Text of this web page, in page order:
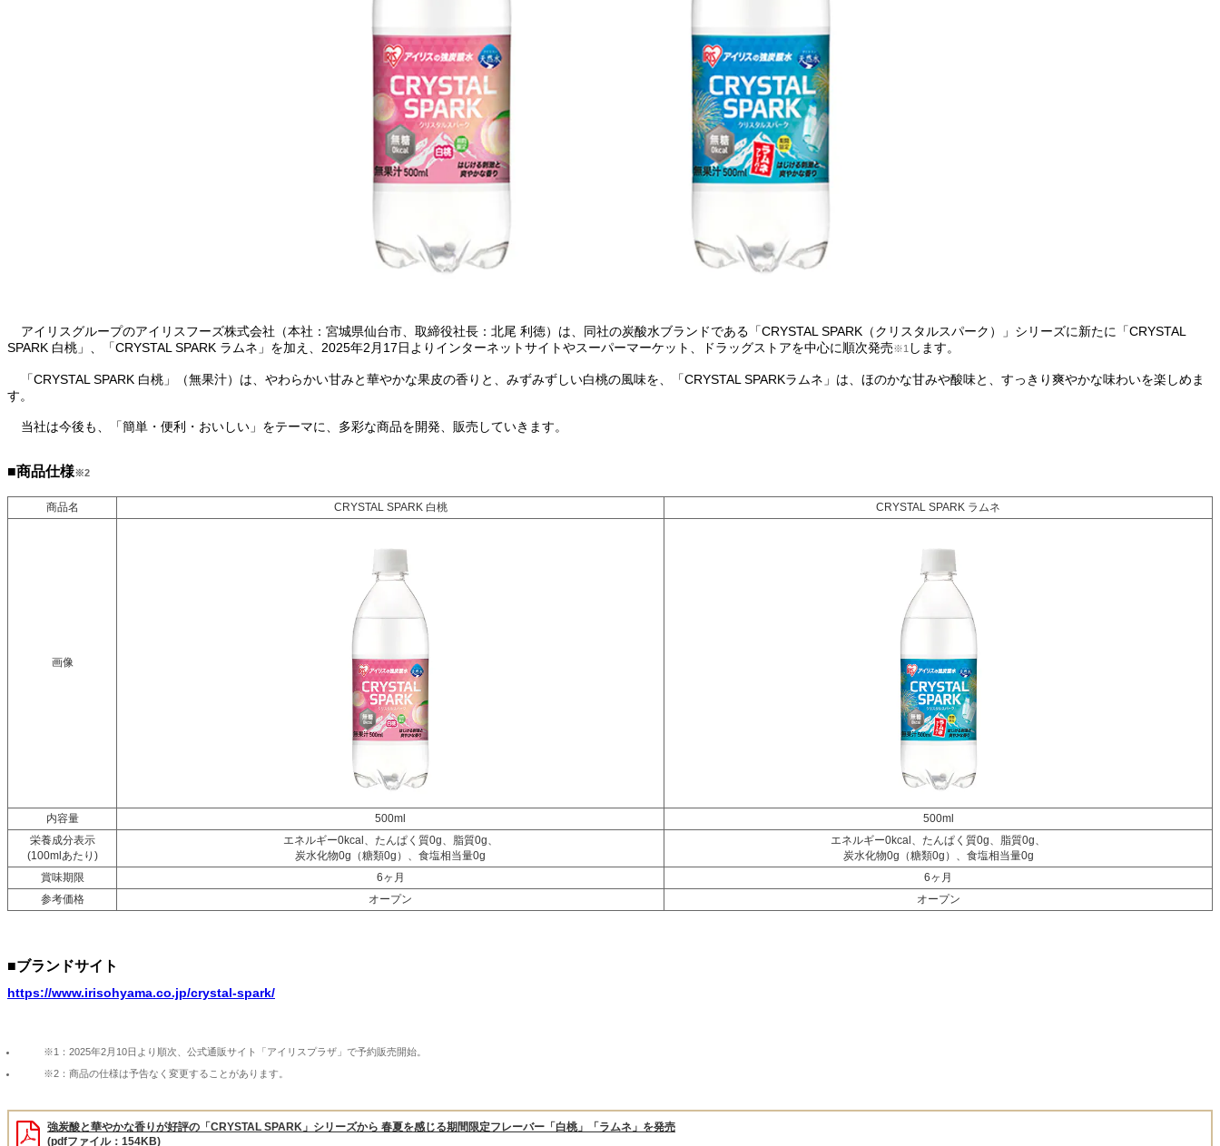
アイリスグループのアイリスフーズ株式会社（本社：宮城県仙台市、取締役社長：北尾 利徳）は、同社の炭酸水ブランドである「CRYSTAL SPARK（クリスタルスパーク）」シリーズに新たに「CRYSTAL
SPARK 白桃」、「CRYSTAL SPARK ラムネ」を加え、2025年2月17日よりインターネットサイトやスーパーマーケット、ドラッグストアを中心に順次発売※1 します。
「CRYSTAL SPARK 白桃」（無果汁）は、やわらかい甘みと華やかな果皮の香りと、みずみずしい白桃の風味を、「CRYSTAL SPARKラムネ」は、ほのかな甘みや酸味と、すっきり爽やかな味わいを楽しめま
す。
当社は今後も、「簡単・便利・おいしい」をテーマに、多彩な商品を開発、販売していきます。
■商品仕様※2
商品名 CRYSTAL SPARK 白桃 CRYSTAL SPARK ラムネ
画像
内容量 500ml
500ml
栄養成分表示
(100mlあたり)
エネルギー0kcal、たんぱく質0g、脂質0g、
炭水化物0g（糖類0g）、食塩相当量0g
エネルギー0kcal、たんぱく質0g、脂質0g、
炭水化物0g（糖類0g）、食塩相当量0g
賞味期限
6ヶ月
6ヶ月
参考価格
オープン オープン
■ブランドサイト
https://www.irisohyama.co.jp/crystal-spark/
※1：2025年2月10日より順次、公式通販サイト「アイリスプラザ」で予約販売開始。
※2：商品の仕様は予告なく変更することがあります。
強炭酸と華やかな香りが好評の「CRYSTAL SPARK」シリーズから 春夏を感じる期間限定フレーバー「白桃」「ラムネ」を発売
(pdfファイル：154KB)